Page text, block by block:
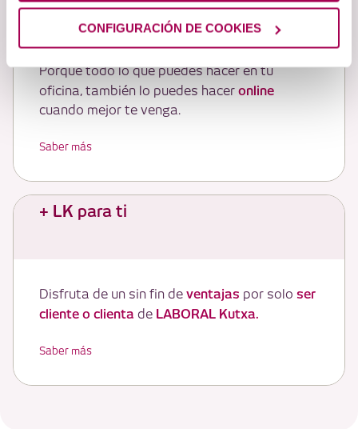
CONFIGURACIÓN DE COOKIES
Porque todo lo que puedes hacer en tu
oficina, también lo puedes hacer online
cuando mejor te venga.
Saber más
+ LK para ti
Disfruta de un sin fin de ventajas por solo ser
cliente o clienta de LABORAL Kutxa.
Saber más